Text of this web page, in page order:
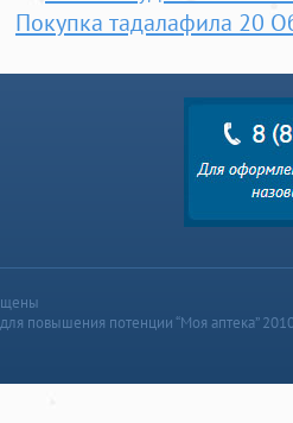
Покупка тадалафила 20
повышения потенции “Моя аптека”